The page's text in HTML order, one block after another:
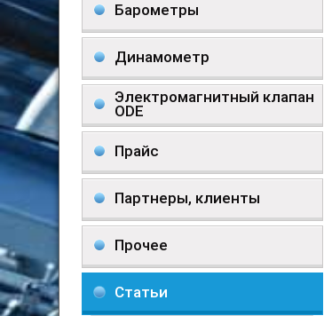
Барометры
Динамометр
Электромагнитный клапан
ODE
Прайс
Партнеры, клиенты
Прочее
Статьи